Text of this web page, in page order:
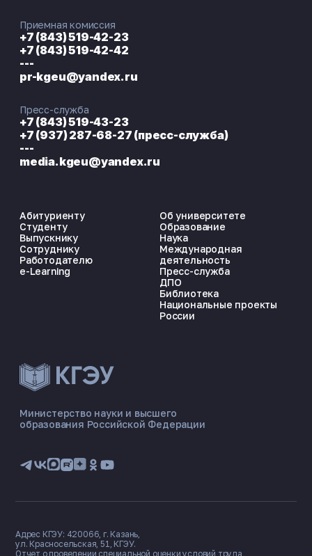
ЭНЕРГОКОД — ПОМОЩНИК КГЭУ
📋 Приёмная комиссия
🏠 Общежитие
Министерство науки и высшего
образования Российской Федерации
Абитуриенту
Студенту
Выпускнику
Сотруднику
Работодателю
e-Learning
Об университете
Образование
Наука
Международная
деятельность
Пресс-служба
ДПО
Библиотека
Национальные проекты
России
Приемная комиссия
+7 (843) 519-42-23
+7 (843) 519-42-42
---
pr-kgeu@yandex.ru
Пресс-служба
+7 (843) 519-43-23
+7 (937) 287-68-27 (пресс-служба)
---
media.kgeu@yandex.ru
Адрес КГЭУ: 420066, г. Казань,
ул. Красносельская, 51, КГЭУ.
Отчет о проведении специальной оценки условий труда